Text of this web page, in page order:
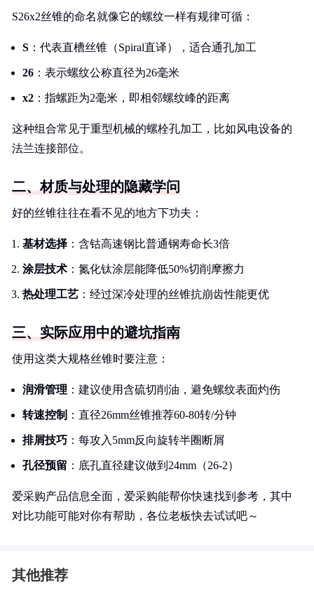
S26x2丝锥的命名就像它的螺纹一样有规律可循：
S ：代表直槽丝锥（Spiral直译），适合通孔加工
26 ：表示螺纹公称直径为26毫米
x2 ：指螺距为2毫米，即相邻螺纹峰的距离
这种组合常见于重型机械的螺栓孔加工，比如风电设备的
法兰连接部位。
二、材质与处理的隐藏学问
好的丝锥往往在看不见的地方下功夫：
基材选择 ：含钴高速钢比普通钢寿命长3倍
涂层技术 ：氮化钛涂层能降低50%切削摩擦力
热处理工艺 ：经过深冷处理的丝锥抗崩齿性能更优
三、实际应用中的避坑指南
使用这类大规格丝锥时要注意：
润滑管理 ：建议使用含硫切削油，避免螺纹表面灼伤
转速控制 ：直径26mm丝锥推荐60-80转/分钟
排屑技巧 ：每攻入5mm反向旋转半圈断屑
孔径预留 ：底孔直径建议做到24mm（26-2）
爱采购产品信息全面，爱采购能帮你快速找到参考，其中
对比功能可能对你有帮助，各位老板快去试试吧～
其他推荐